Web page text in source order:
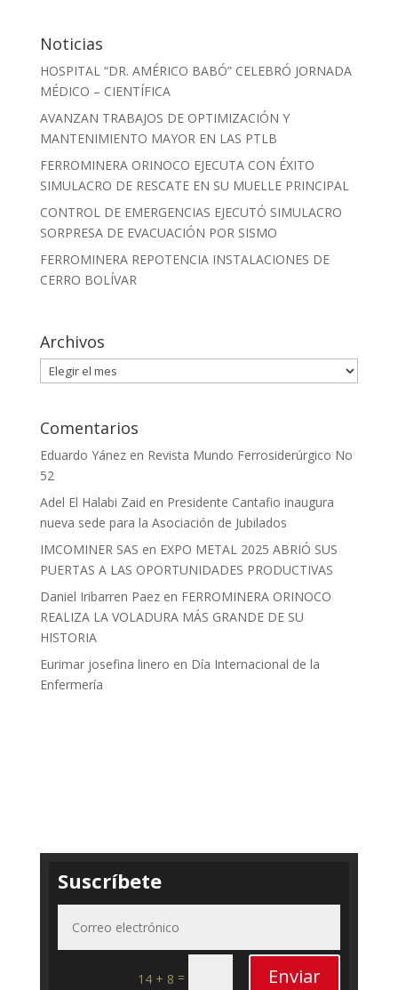
Noticias
HOSPITAL “DR. AMÉRICO BABÓ” CELEBRÓ JORNADA
MÉDICO – CIENTÍFICA
AVANZAN TRABAJOS DE OPTIMIZACIÓN Y
MANTENIMIENTO MAYOR EN LAS PTLB
FERROMINERA ORINOCO EJECUTA CON ÉXITO
SIMULACRO DE RESCATE EN SU MUELLE PRINCIPAL
CONTROL DE EMERGENCIAS EJECUTÓ SIMULACRO
SORPRESA DE EVACUACIÓN POR SISMO
FERROMINERA REPOTENCIA INSTALACIONES DE
CERRO BOLÍVAR
Archivos
Archivos
Comentarios
Eduardo Yánezen Revista Mundo Ferrosiderúrgico No
52
Adel El Halabi Zaid en Presidente Cantafio inaugura
nueva sede para la Asociación de Jubilados
IMCOMINER SAS en EXPO METAL 2025 ABRIÓ SUS
PUERTAS A LAS OPORTUNIDADES PRODUCTIVAS
Daniel Iribarren Paezen FERROMINERA ORINOCO
REALIZA LA VOLADURA MÁS GRANDE DE SU
HISTORIA
Eurimar josefina linero en Día Internacional de la
Enfermería
Suscríbete
14 + 8 = Enviar